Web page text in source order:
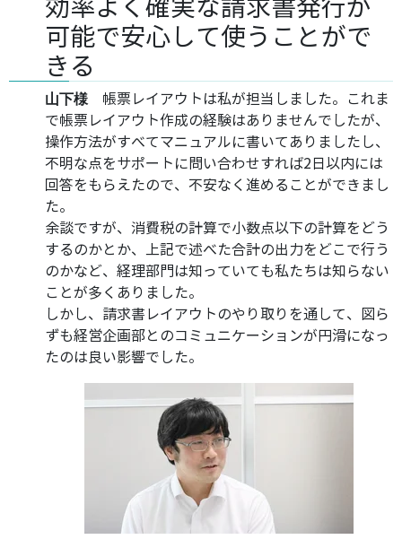
効率よく確実な請求書発行が
可能で安心して使うことがで
きる
山下様帳票レイアウトは私が担当しました。これま
で帳票レイアウト作成の経験はありませんでしたが、
操作方法がすべてマニュアルに書いてありましたし、
不明な点をサポートに問い合わせすれば2日以内には
回答をもらえたので、不安なく進めることができまし
た。
余談ですが、消費税の計算で小数点以下の計算をどう
するのかとか、上記で述べた合計の出力をどこで行う
のかなど、経理部門は知っていても私たちは知らない
ことが多くありました。
しかし、請求書レイアウトのやり取りを通して、図ら
ずも経営企画部とのコミュニケーションが円滑になっ
たのは良い影響でした。